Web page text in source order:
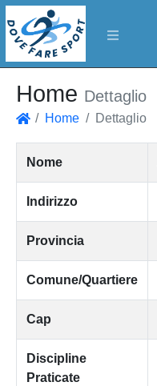
Home Dettaglio
Home Dettaglio
Nome
Indirizzo
Provincia
Comune/Quartiere
Cap
Discipline
Praticate